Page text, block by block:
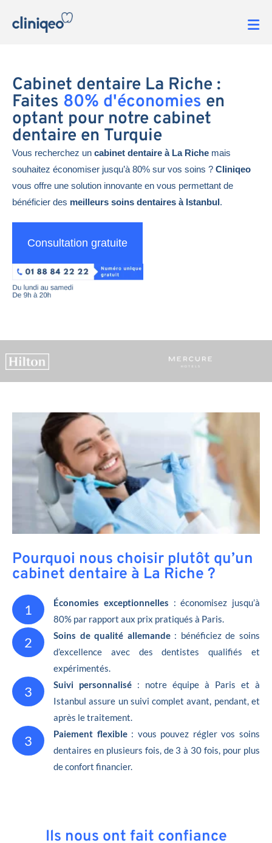
Cabinet dentaire La Riche :
Faites 80% d'économies en
optant pour notre cabinet
dentaire en Turquie
Vous recherchez un cabinet dentaire à La Riche mais
souhaitez économiser jusqu’à 80% sur vos soins ? Cliniqeo
vous offre une solution innovante en vous permettant de
bénéficier des meilleurs soins dentaires à Istanbul.
Consultation gratuite
Pourquoi nous choisir plutôt qu’un
cabinet dentaire à La Riche ?
1 Économies exceptionnelles : économisez jusqu’à
80% par rapport aux prix pratiqués à Paris.
2 Soins de qualité allemande: bénéficiez de soins
d’excellence avec des dentistes qualifiés et
expérimentés.
3 Suivi personnalisé : notre équipe à Paris et à
Istanbul assure un suivi complet avant, pendant, et
après le traitement.
3 Paiement flexible: vous pouvez régler vos soins
dentaires en plusieurs fois, de 3 à 30 fois, pour plus
de confort financier.
Ils nous ont fait confiance